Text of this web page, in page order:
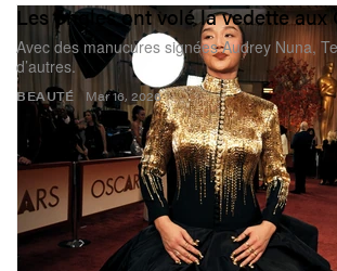
BEAUTÉ
Les ongles ont volé la vedette aux
Avec des manucures signées Audrey Nuna,
d’autres.
Mar 16, 2026